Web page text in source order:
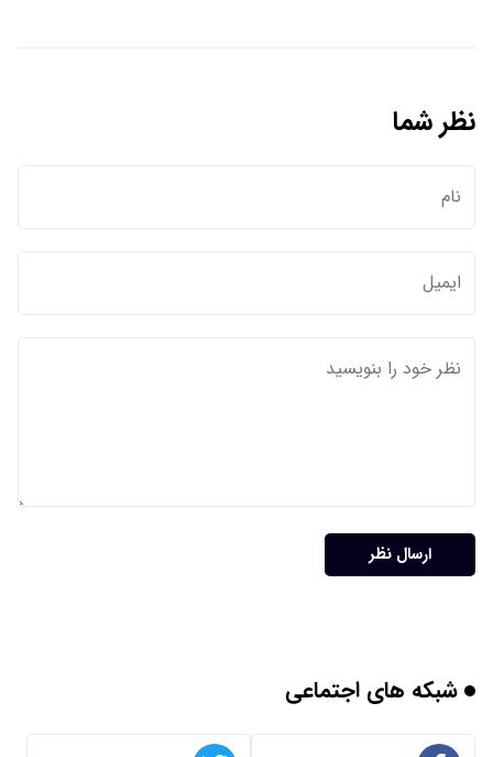
نظر شما
ارسال نظر
شبکه های اجتماعی